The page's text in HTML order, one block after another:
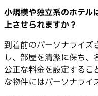
小規模や独立系のホテル
上させられますか？
到着前のパーソナライズ
し、部屋を清潔に保ち
公正な料金を設定するこ
な物件にはパーソナライ